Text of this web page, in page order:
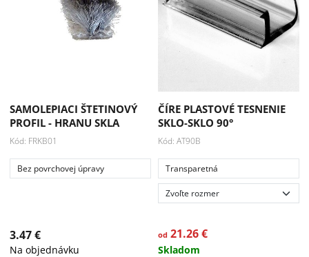
SAMOLEPIACI ŠTETINOVÝ
PROFIL - HRANU SKLA
Kód: FRKB01
Bez povrchovej úpravy
3.47 €
Na objednávku
ČÍRE PLASTOVÉ TESNENIE
SKLO-SKLO 90°
Kód: AT90B
Transparetná
od 21.26 €
Skladom